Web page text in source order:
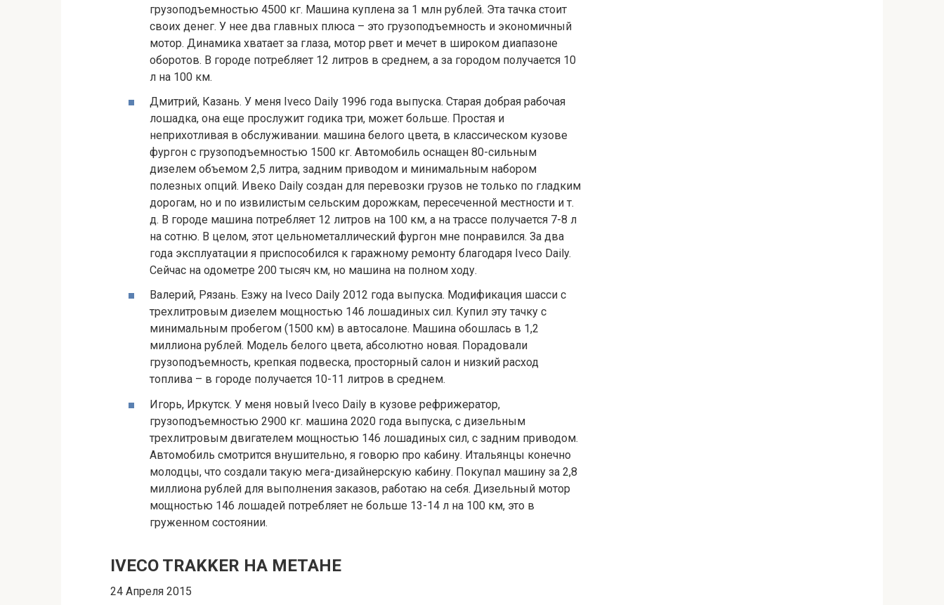
грузоподъемностью 4500 кг. Машина куплена за 1 млн рублей. Эта тачка стоит
своих денег. У нее два главных плюса – это грузоподъемность и экономичный
мотор. Динамика хватает за глаза, мотор рвет и мечет в широком диапазоне
оборотов. В городе потребляет 12 литров в среднем, а за городом получается 10
л на 100 км.
Дмитрий, Казань. У меня Iveco Daily 1996 года выпуска. Старая добрая рабочая
лошадка, она еще прослужит годика три, может больше. Простая и
неприхотливая в обслуживании. машина белого цвета, в классическом кузове
фургон с грузоподъемностью 1500 кг. Автомобиль оснащен 80-сильным
дизелем объемом 2,5 литра, задним приводом и минимальным набором
полезных опций. Ивеко Daily создан для перевозки грузов не только по гладким
дорогам, но и по извилистым сельским дорожкам, пересеченной местности и т.
д. В городе машина потребляет 12 литров на 100 км, а на трассе получается 7-8 л
на сотню. В целом, этот цельнометаллический фургон мне понравился. За два
года эксплуатации я приспособился к гаражному ремонту благодаря Iveco Daily.
Сейчас на одометре 200 тысяч км, но машина на полном ходу.
Валерий, Рязань. Езжу на Iveco Daily 2012 года выпуска. Модификация шасси с
трехлитровым дизелем мощностью 146 лошадиных сил. Купил эту тачку с
минимальным пробегом (1500 км) в автосалоне. Машина обошлась в 1,2
миллиона рублей. Модель белого цвета, абсолютно новая. Порадовали
грузоподъемность, крепкая подвеска, просторный салон и низкий расход
топлива – в городе получается 10-11 литров в среднем.
Игорь, Иркутск. У меня новый Iveco Daily в кузове рефрижератор,
грузоподъемностью 2900 кг. машина 2020 года выпуска, с дизельным
трехлитровым двигателем мощностью 146 лошадиных сил, с задним приводом.
Автомобиль смотрится внушительно, я говорю про кабину. Итальянцы конечно
молодцы, что создали такую мега-дизайнерскую кабину. Покупал машину за 2,8
миллиона рублей для выполнения заказов, работаю на себя. Дизельный мотор
мощностью 146 лошадей потребляет не больше 13-14 л на 100 км, это в
груженном состоянии.
IVECO TRAKKER НА МЕТАНЕ
24 Апреля 2015